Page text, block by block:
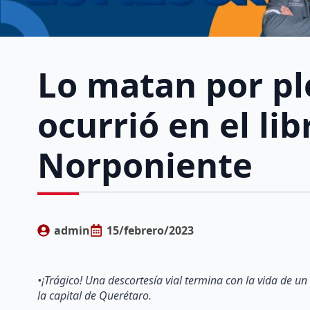
Lo matan por
ocurrió en el
Norponiente
admin 15/febrero/2023
•¡Trágico! Una descortesía vial termina con la vida de
la capital de Querétaro.